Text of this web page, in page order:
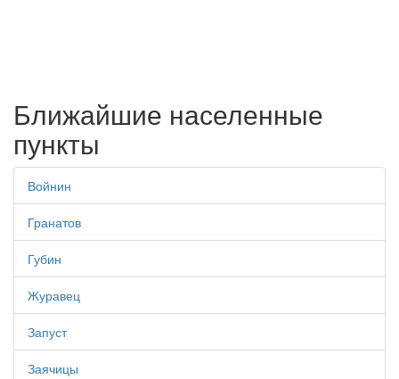
Ближайшие населенные
пункты
Войнин
Гранатов
Губин
Журавец
Запуст
Заячицы